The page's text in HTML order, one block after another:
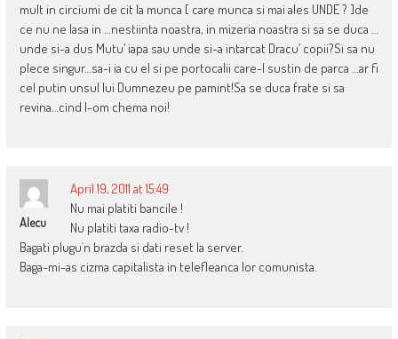
mult in circiumi de cit la munca [ care munca si mai ales UNDE ? ]de
ce nu ne lasa in …nestiinta noastra, in mizeria noastra si sa se duca …
unde si-a dus Mutu’ iapa sau unde si-a intarcat Dracu’ copii?Si sa nu
plece singur…sa-i ia cu el si pe portocalii care-l sustin de parca …ar fi
cel putin unsul lui Dumnezeu pe pamint!Sa se duca frate si sa
revina…cind l-om chema noi!
Alecu
April 19, 2011 at 15:49
Nu mai platiti bancile !
Nu platiti taxa radio-tv !
Bagati plugu`n brazda si dati reset la server.
Baga-mi-as cizma capitalista in telefleanca lor comunista.